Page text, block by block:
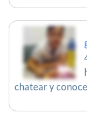
chatear y